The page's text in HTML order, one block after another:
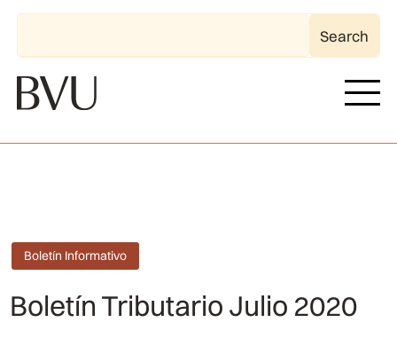
Boletín Informativo
Boletín Tributario Julio 2020